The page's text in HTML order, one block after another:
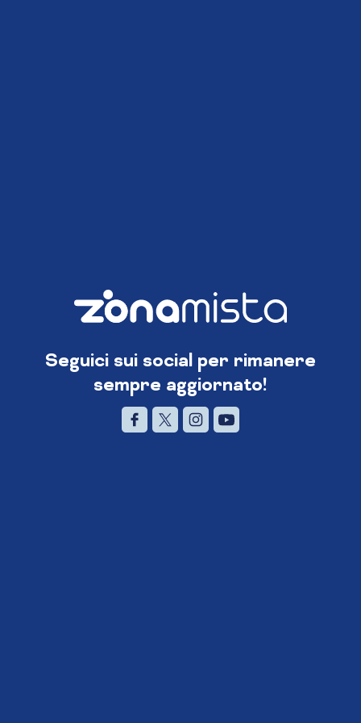
Seguici sui social per rimanere
sempre aggiornato!